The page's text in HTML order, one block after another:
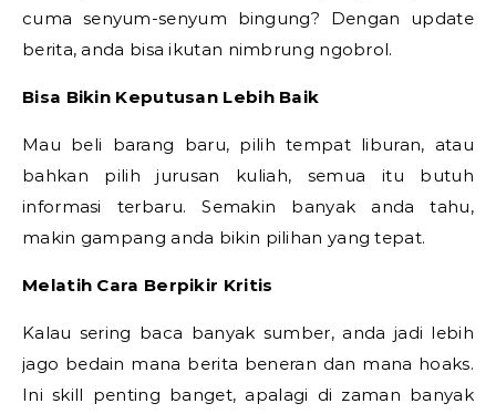
cuma senyum-senyum bingung? Dengan update
berita, anda bisa ikutan nimbrung ngobrol.
Bisa Bikin Keputusan Lebih Baik
Mau beli barang baru, pilih tempat liburan, atau
bahkan pilih jurusan kuliah, semua itu butuh
informasi terbaru. Semakin banyak anda tahu,
makin gampang anda bikin pilihan yang tepat.
Melatih Cara Berpikir Kritis
Kalau sering baca banyak sumber, anda jadi lebih
jago bedain mana berita beneran dan mana hoaks.
Ini skill penting banget, apalagi di zaman banyak